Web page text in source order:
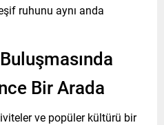
ruhunu aynı anda
Bir Arada
ve popüler kültürü bir